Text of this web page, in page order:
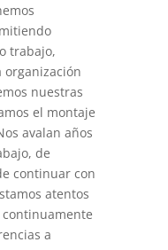
trabajo,
organización
nuestras
el montaje
avalan años
de
continuar con
atentos
a